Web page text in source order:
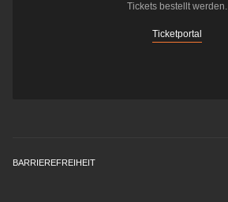
Tickets bestellt werden.
Ticketportal
BARRIEREFREIHEIT